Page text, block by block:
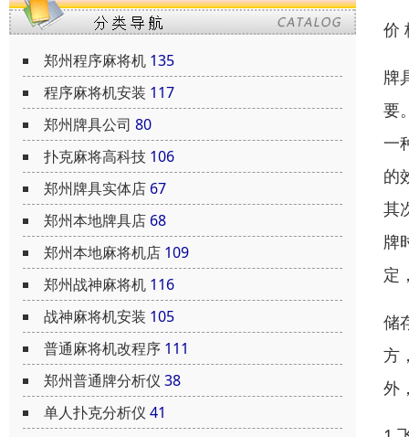
郑州程序麻将机 135
程序麻将机安装 117
郑州牌具公司 80
扑克麻将高科技 106
郑州牌具实体店 67
郑州本地牌具店 68
郑州本地麻将机店 109
郑州战神麻将机 116
战神麻将机安装 105
普通麻将机改程序 111
郑州普通牌分析仪 38
单人扑克分析仪 41
价
牌
要
一
的
其
牌
定
储
方
外